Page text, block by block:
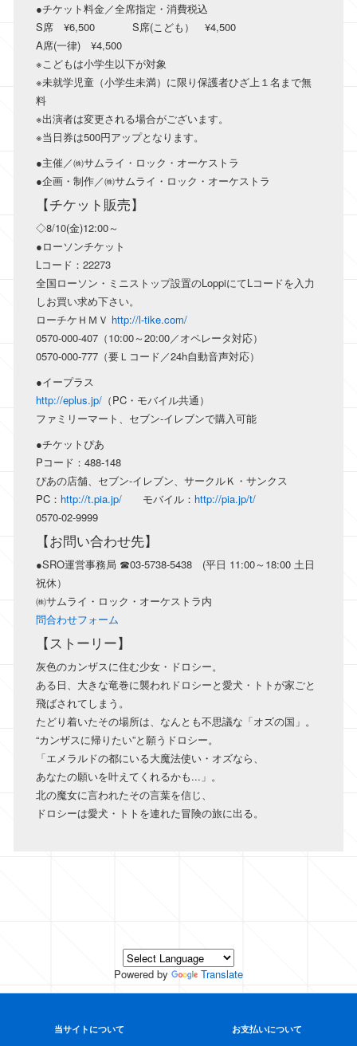
●チケット料金／全席指定・消費税込
S席 ¥6,500 S席(こども） ¥4,500
A席(一律) ¥4,500
※こどもは小学生以下が対象
※未就学児童（小学生未満）に限り保護者ひざ上１名まで無
料
※出演者は変更される場合がございます。
※当日券は500円アップとなります。
●主催／㈱サムライ・ロック・オーケストラ
●企画・制作／㈱サムライ・ロック・オーケストラ
【チケット販売】
◇8/10(金)12:00～
●ローソンチケット
Lコード：22273
全国ローソン・ミニストップ設置のLoppiにてLコードを入力
しお買い求め下さい。
ローチケＨＭＶ http://l-tike.com/
0570-000-407（10:00～20:00／オペレータ対応）
0570-000-777（要Ｌコード／24h自動音声対応）
●イープラス
http://eplus.jp/ （PC・モバイル共通）
ファミリーマート、セブン-イレブンで購入可能
●チケットぴあ
Pコード：488-148
ぴあの店舗、セブン-イレブン、サークルＫ・サンクス
PC： http://t.pia.jp/ モバイル： http://pia.jp/t/
0570-02-9999
【お問い合わせ先】
●SRO運営事務局 ☎03-5738-5438 (平日 11:00～18:00 土日
祝休）
㈱サムライ・ロック・オーケストラ内
問合わせフォーム
【ストーリー】
灰色のカンザスに住む少女・ドロシー。
ある日、大きな竜巻に襲われドロシーと愛犬・トトが家ごと
飛ばされてしまう。
たどり着いたその場所は、なんとも不思議な「オズの国」。
“カンザスに帰りたい”と願うドロシー。
「エメラルドの都にいる大魔法使い・オズなら、
あなたの願いを叶えてくれるかも...」。
北の魔女に言われたその言葉を信じ、
ドロシーは愛犬・トトを連れた冒険の旅に出る。
Powered by Translate
当サイトについて お支払いについて